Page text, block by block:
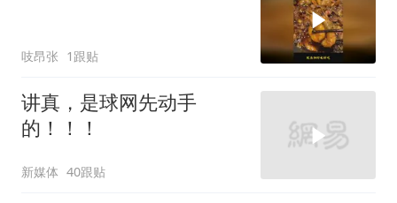
吱昂张 1跟贴
讲真，是球网先动手
的！！！
新媒体 40跟贴